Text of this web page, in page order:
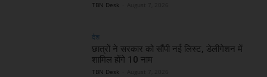
TBN Desk
देश
छात्रों ने सरकार को सौंपी नई लिस्ट, डेलीगेशन में
शामिल होंगे 10 नाम
TBN Desk